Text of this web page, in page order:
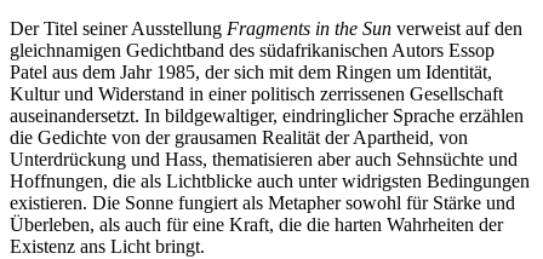
Der Titel seiner Ausstellung Fragments in the Sun verweist auf den
gleichnamigen Gedichtband des südafrikanischen Autors Essop
Patel aus dem Jahr 1985, der sich mit dem Ringen um Identität,
Kultur und Widerstand in einer politisch zerrissenen Gesellschaft
auseinandersetzt. In bildgewaltiger, eindringlicher Sprache erzählen
die Gedichte von der grausamen Realität der Apartheid, von
Unterdrückung und Hass, thematisieren aber auch Sehnsüchte und
Hoffnungen, die als Lichtblicke auch unter widrigsten Bedingungen
existieren. Die Sonne fungiert als Metapher sowohl für Stärke und
Überleben, als auch für eine Kraft, die die harten Wahrheiten der
Existenz ans Licht bringt.